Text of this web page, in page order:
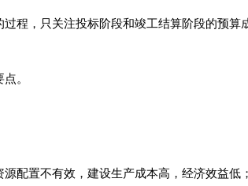
程，只关注投标阶段和竣工结算阶段的预
。
配置不有效，建设生产成本高，经济效益